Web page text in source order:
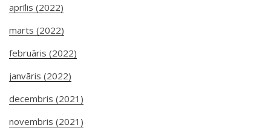
aprīlis (2022)
marts (2022)
februāris (2022)
janvāris (2022)
decembris (2021)
novembris (2021)